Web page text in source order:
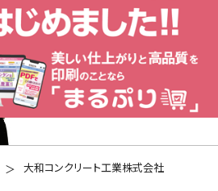
大和コンクリート工業株式会社